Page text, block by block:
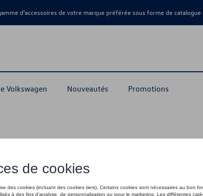
d’accessoires de votre marque préférée sous forme de
Volkswagen Nouveautés Promotions